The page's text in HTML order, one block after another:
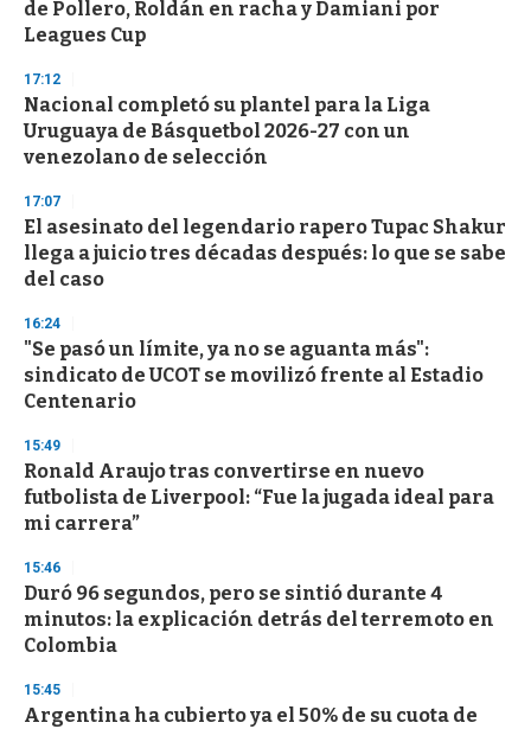
c
o
d
s
de Pollero, Roldán en racha y Damiani por
Leagues Cup
17:12
Nacional completó su plantel para la Liga
Uruguaya de Básquetbol 2026-27 con un
venezolano de selección
17:07
El asesinato del legendario rapero Tupac Shakur
llega a juicio tres décadas después: lo que se sabe
del caso
16:24
"Se pasó un límite, ya no se aguanta más":
sindicato de UCOT se movilizó frente al Estadio
Centenario
15:49
Ronald Araujo tras convertirse en nuevo
futbolista de Liverpool: “Fue la jugada ideal para
mi carrera”
15:46
Duró 96 segundos, pero se sintió durante 4
minutos: la explicación detrás del terremoto en
Colombia
15:45
Argentina ha cubierto ya el 50% de su cuota de